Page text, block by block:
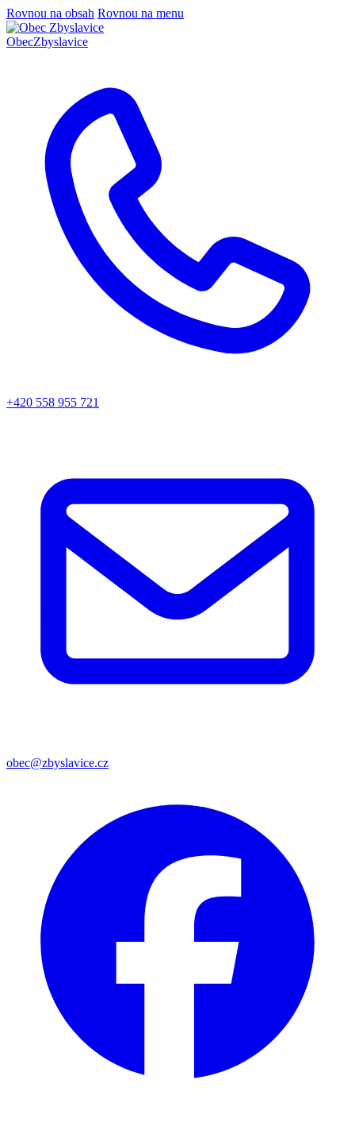
Rovnou na obsah Rovnou na menu
ObecZbyslavice
+420 558 955 721
obec@zbyslavice.cz